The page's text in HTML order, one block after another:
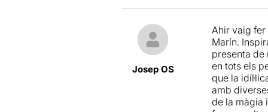
caseta de
simpatia fa
“la segona
Una
Per poder
Josep OS
Ahir vaig fer
Marín.
presenta de
en tots els
que la
amb
de la màgia